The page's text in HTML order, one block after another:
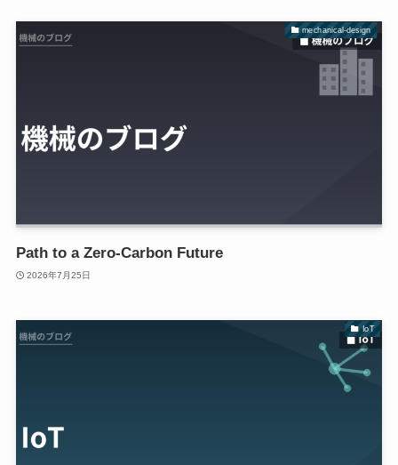
mechanical-design
Path to a Zero-Carbon Future
2026年7月25日
IoT